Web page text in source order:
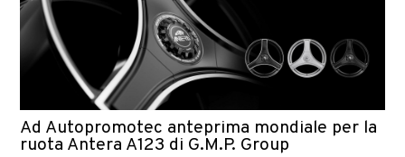
Ad Autopromotec anteprima mondiale per la
ruota Antera A123 di G.M.P. Group